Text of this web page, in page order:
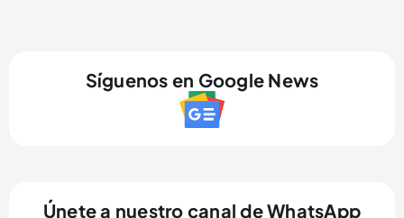
Síguenos en Google News
Únete a nuestro canal de WhatsApp